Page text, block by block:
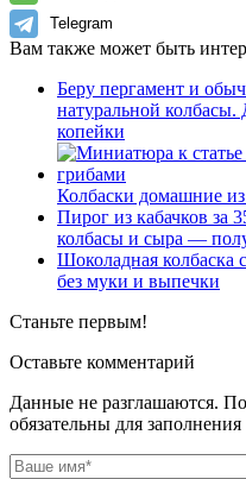
Telegram
Вам также может быть
Беру пергамент и
натуральной колбасы.
копейки
Колбаски домашние
Пирог из кабачков за
колбасы и сыра —
Шоколадная колбаска
без муки и выпечки
Станьте первым!
Оставьте комментарий
Данные не разглашаются.
обязательны для заполнения